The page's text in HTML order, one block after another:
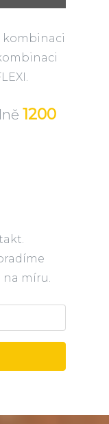
kombinaci
1200
míru.